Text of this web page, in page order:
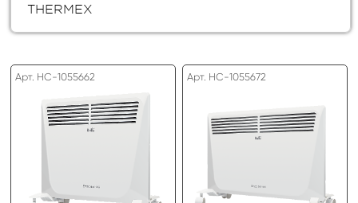
THERMEX
Арт. HC-1055662 Арт. HC-1055672